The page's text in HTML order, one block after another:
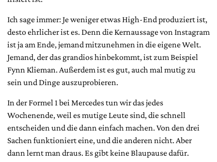
Ich sage immer: Je weniger etwas High-End produziert ist,
desto ehrlicher ist es. Denn die Kernaussage von Instagram
ist ja am Ende, jemand mitzunehmen in die eigene Welt.
Jemand, der das grandios hinbekommt, ist zum Beispiel
Fynn Klieman. Außerdem ist es gut, auch mal mutig zu
sein und Dinge auszuprobieren.
In der Formel 1 bei Mercedes tun wir das jedes
Wochenende, weil es mutige Leute sind, die schnell
entscheiden und die dann einfach machen. Von den drei
Sachen funktioniert eine, und die anderen nicht. Aber
dann lernt man draus. Es gibt keine Blaupause dafür.